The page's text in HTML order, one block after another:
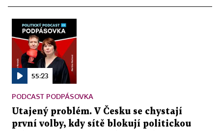
55:23
PODCAST PODPÁSOVKA
Utajený problém. V Česku se chystají
první volby, kdy sítě blokují politickou